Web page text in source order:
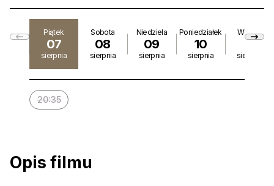
Piątek
07
sierpnia
Sobota
08
sierpnia
Niedziela
09
sierpnia
Poniedziałek
10
sierpnia
Wtorek
11
sierpnia
20:35
Opis filmu